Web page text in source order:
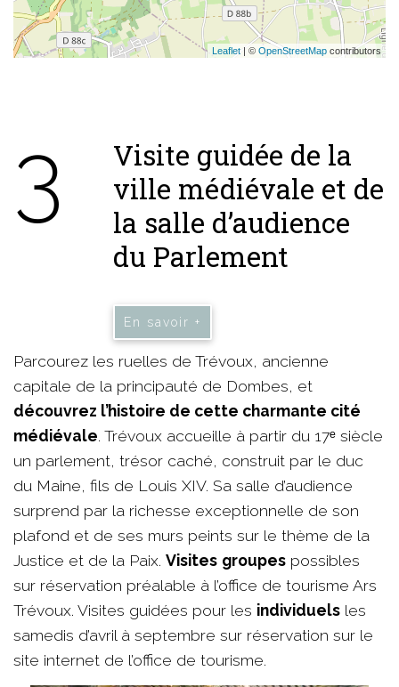
Leaflet | © OpenStreetMap contributors
3
Visite guidée de la
ville médiévale et de
la salle d’audience
du Parlement
En savoir +
Parcourez les ruelles de Trévoux, ancienne
capitale de la principauté de Dombes, et
découvrez l’histoire de cette charmante cité
médiévale. Trévoux accueille à partir du 17ᵉ siècle
un parlement, trésor caché, construit par le duc
du Maine, fils de Louis XIV. Sa salle d’audience
surprend par la richesse exceptionnelle de son
plafond et de ses murs peints sur le thème de la
Justice et de la Paix. Visites groupes possibles
sur réservation préalable à l’office de tourisme Ars
Trévoux. Visites guidées pour les individuels les
samedis d’avril à septembre sur réservation sur le
site internet de l’office de tourisme.